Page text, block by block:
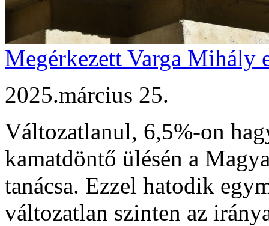
Megérkezett Varga Mihály
2025.március 25.
Változatlanul, 6,5%-on
kamatdöntő ülésén a
tanácsa. Ezzel hatodik
változatlan szinten az